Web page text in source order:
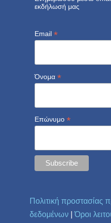
εκδήλωσή μας
Email *
Όνομα *
Επώνυμο *
Πολιτική προστασίας
δεδομένων |Όροι